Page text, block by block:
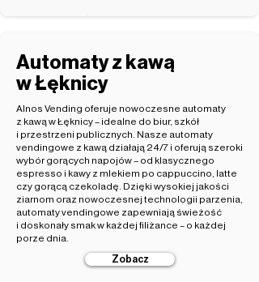
Automaty z kawą
w Łęknicy
Alnos Vending oferuje nowoczesne automaty
z kawą w Łęknicy – idealne do biur, szkół
i przestrzeni publicznych. Nasze automaty
vendingowe z kawą działają 24/7 i oferują szeroki
wybór gorących napojów – od klasycznego
espresso i kawy z mlekiem po cappuccino, latte
czy gorącą czekoladę. Dzięki wysokiej jakości
ziarnom oraz nowoczesnej technologii parzenia,
automaty vendingowe zapewniają świeżość
i doskonały smak w każdej filiżance – o każdej
porze dnia.
Zobacz